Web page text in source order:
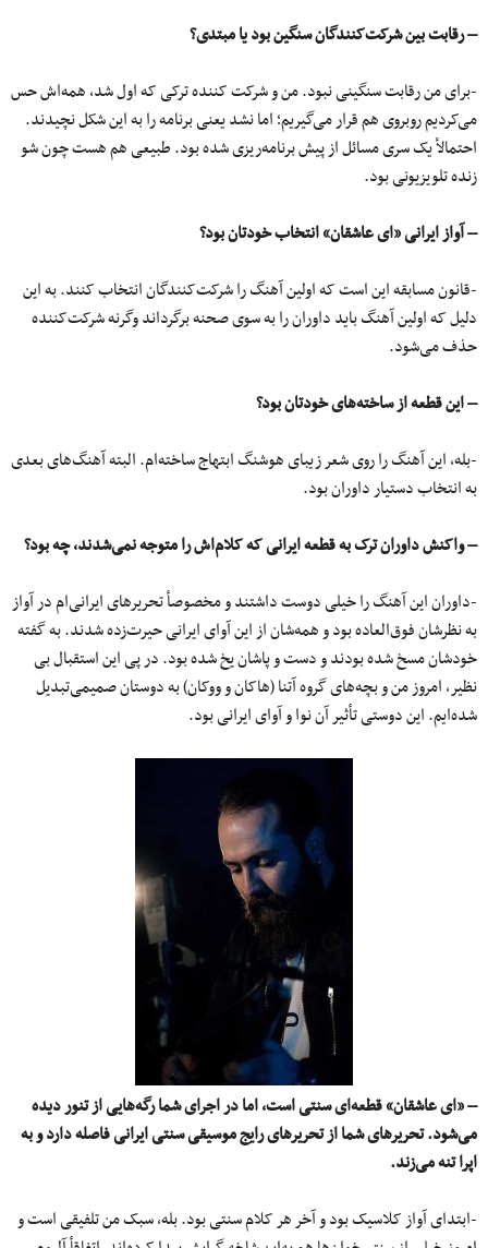
– رقابت بین شرکت‌کنندگان سنگین بود یا مبتدی؟
-برای من رقابت سنگینی نبود. من و شرکت کننده ترکی که اول شد، همه‌اش حس
می‌کردیم روبروی هم قرار می‌گیریم؛ اما نشد یعنی برنامه را به ‌این شکل نچیدند.
احتمالأ یک سری مسائل از پیش برنامه‌ریزی شده بود. طبیعی هم هست چون شو
زنده تلویزیونی بود.
– آواز ایرانی «ای عاشقان» انتخاب خودتان بود؟
-قانون مسابقه‌ این است که اولین آهنگ را شرکت‌کنندگان انتخاب کنند. به ‌این
دلیل که اولین آهنگ باید داوران را به سوی صحنه برگرداند وگرنه شرکت‌کننده
حذف می‌شود.
– این قطعه از ساخته‌های خودتان بود؟
-بله، این آهنگ را روی شعر زیبای هوشنگ ابتهاج ساخته‌ام. البته آهنگ‌های بعدی
به انتخاب دستیار داوران بود.
– واکنش داوران ترک به قطعه ‌ایرانی که کلام‌اش را متوجه نمی‌شدند، چه بود؟
-داوران این آهنگ را خیلی دوست داشتند و مخصوصأ تحریرهای ایرانی‌ام در آواز
به نظرشان فوق‌العاده بود و همه‌شان از این آوای ایرانی حیرت‌زده شدند. به گفته
خودشان مسخ شده بودند و دست و پاشان یخ شده بود. در پی این استقبال بی
نظیر، امروز من و بچه‌های گروه آتنا (هاکان و ووکان) به دوستان صمیمی‌تبدیل
شده‌ایم. این دوستی تأثیر آن نوا و آوای ایرانی بود.
– «ای عاشقان» قطعه‌ای سنتی است، اما در اجرای شما رگه‌هایی از تنور دیده
می‌شود. تحریرهای شما از تحریرهای رایج موسیقی سنتی ایرانی فاصله دارد و به
اپرا تنه می‌زند.
-ابتدای آواز کلاسیک بود و آخر هر کلام سنتی بود. بله، سبک من تلفیقی است و